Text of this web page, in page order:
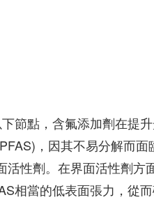
節點，含氟添加劑在提
，因其不易分解而
活性劑。在界面活性劑
相當的低表面張力，從